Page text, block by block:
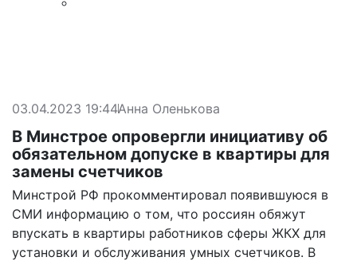
03.04.2023 19:44Анна Оленькова
В Минстрое опровергли инициативу об
обязательном допуске в квартиры для
замены счетчиков
Минстрой РФ прокомментировал появившуюся в
СМИ информацию о том, что россиян обяжут
впускать в квартиры работников сферы ЖКХ для
установки и обслуживания умных счетчиков. В